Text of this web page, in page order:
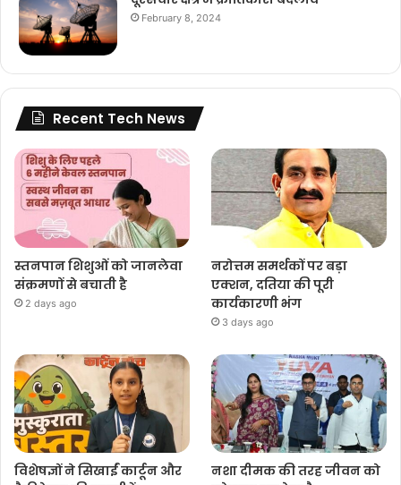
February 8, 2024
Recent Tech News
स्तनपान शिशुओं को जानलेवा
संक्रमणों से बचाती है
2 days ago
नरोत्तम समर्थकों पर बड़ा
एक्शन, दतिया की पूरी
कार्यकारणी भंग
3 days ago
विशेषज्ञों ने सिखाईं कार्टून और
नशा दीमक की तरह जीवन को